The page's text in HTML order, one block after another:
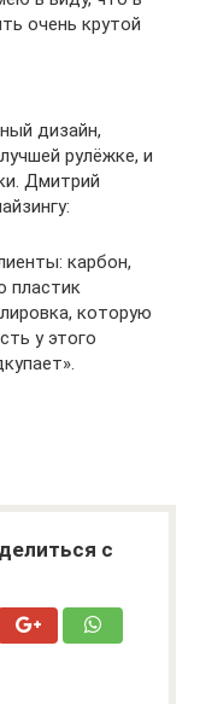
очень крутой
дизайн,
рулёжке, и
Дмитрий
карбон,
пластик
которую
у этого
с